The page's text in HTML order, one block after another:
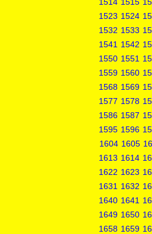
1523 1524
1532 1533
1541 1542
1550 1551
1559 1560
1568 1569
1577 1578
1586 1587
1595 1596
1604 1605
1613 1614
1622 1623
1631 1632
1640 1641
1649 1650
1658 1659